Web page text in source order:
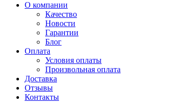
О компании
Качество
Новости
Гарантии
Блог
Оплата
Условия оплаты
Произвольная оплата
Доставка
Отзывы
Контакты